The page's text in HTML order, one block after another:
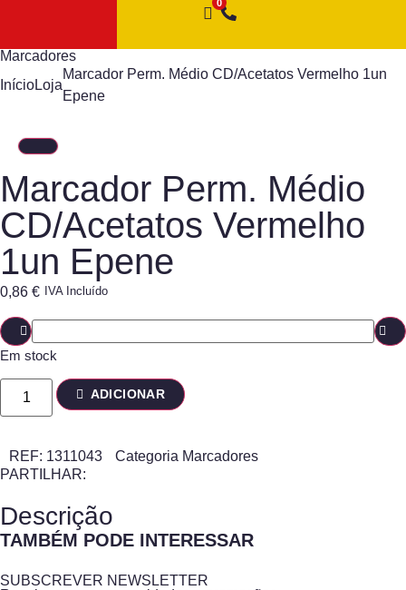
Marcadores
InícioLoja
Marcador Perm. Médio CD/Acetatos Vermelho 1un
Epene
Marcador Perm. Médio
CD/Acetatos Vermelho
1un Epene
0,86 € IVA Incluído
Em stock
ADICIONAR
REF: 1311043 Categoria Marcadores
PARTILHAR:
Descrição
TAMBÉM PODE INTERESSAR
SUBSCREVER NEWSLETTER